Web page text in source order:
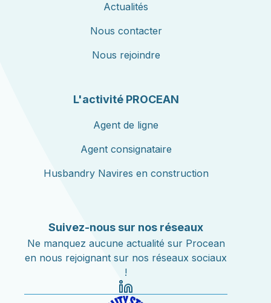
Actualités
Nous contacter
Nous rejoindre
L'activité PROCEAN
Agent de ligne
Agent consignataire
Husbandry Navires en construction
Suivez-nous sur nos réseaux
Ne manquez aucune actualité sur Procean
en nous rejoignant sur nos réseaux sociaux
!